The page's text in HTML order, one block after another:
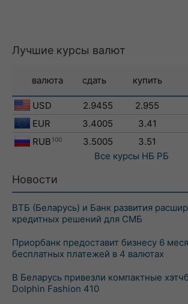
Лучшие курсы валют
валюта сдать купить
USD 2.9455 2.955
EUR
3.4005 3.41
RUB 100 3.5005 3.51
Все курсы НБ РБ
Новости
ВТБ (Беларусь) и Банк развития
кредитных решений для СМБ
Приорбанк предоставит бизнесу 6
бесплатных платежей в 4 валютах
В Беларусь привезли компактные
Dolphin Fashion 410